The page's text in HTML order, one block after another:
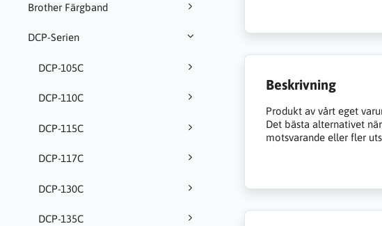
Brother Färgband
DCP-Serien
DCP-105C
DCP-110C
DCP-115C
DCP-117C
DCP-130C
DCP-135C
Beskrivning
Produkt av vårt eget
Det bästa alternativet
motsvarande eller fler